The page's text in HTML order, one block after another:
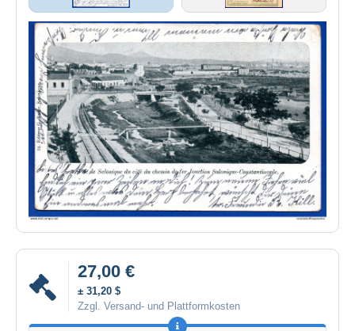
27,00 €
± 31,20 $
Zzgl. Versand- und Plattformkosten